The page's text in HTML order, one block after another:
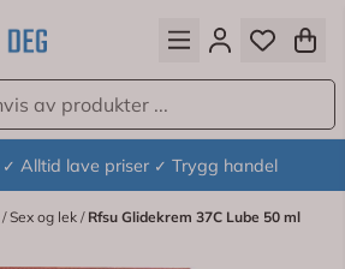
✓ Alltid lave priser ✓ Trygg handel
/Sex og lek / Rfsu Glidekrem 37C Lube 50 ml